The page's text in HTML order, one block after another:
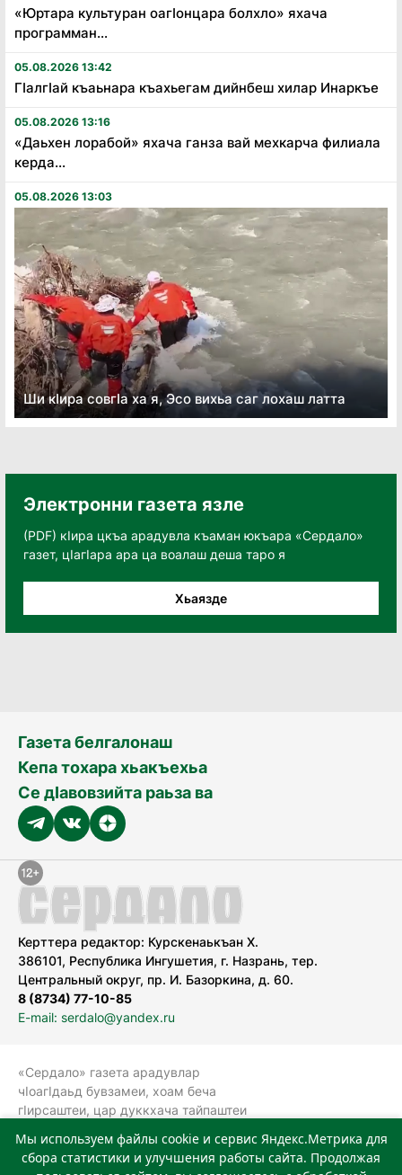
«Юртара культуран оагӏонцара болхло» яхача
программан...
05.08.2026 13:42
Гӏалгӏай къаьнара къахьегам дийнбеш хилар Инаркъе
05.08.2026 13:16
«Даьхен лорабой» яхача ганза вай мехкарча филиала
керда...
05.08.2026 13:03
Ши кӏира совгӏа ха я, Эсо вихьа саг лохаш латта
Электронни газета язле
(PDF) кӀира цкъа арадувла къаман юкъара «Сердало»
газет, цӀагӀара ара ца воалаш деша таро я
Хьаязде
Газета белгалонаш
Кепа тохара хьакъехьа
Се дӀавовзийта раьза ва
Керттера редактор: Курскенаькъан Х.
386101, Республика Ингушетия, г. Назрань, тер.
Центральный округ, пр. И. Базоркина, д. 60.
8 (8734) 77-10-85
E-mail: serdalo@yandex.ru
«Сердало» газета арадувлар
чIоагIдаьд бувзамеи, хоам беча
гIирсаштеи, цар дуккхача тайпаштеи
болхлоша (Роскомнадзор).
Реестровая запись СМИ: ЭЛ № ФС 77-
Мы используем файлы cookie и сервис Яндекс.Метрика для
сбора статистики и улучшения работы сайта. Продолжая